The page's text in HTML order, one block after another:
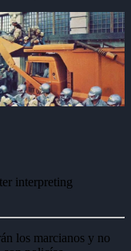
interpreting
los marcianos y no